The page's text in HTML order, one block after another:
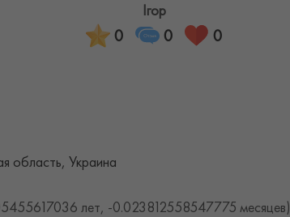
Ігор
0 0 0
область, Украина
лет, -0.023812558547775 месяцев)